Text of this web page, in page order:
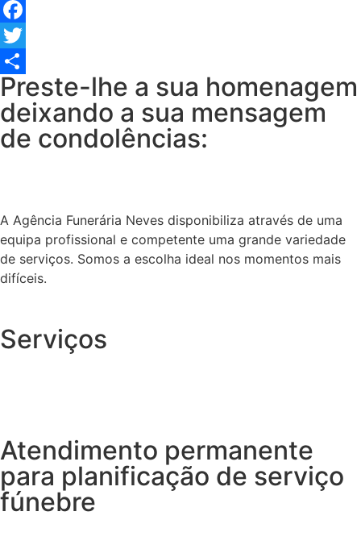
Facebook
Twitter
Share
Preste-lhe a sua homenagem
deixando a sua mensagem
de condolências:
A Agência Funerária Neves disponibiliza através de uma
equipa profissional e competente uma grande variedade
de serviços. Somos a escolha ideal nos momentos mais
difíceis.
Serviços
Atendimento permanente
para planificação de serviço
fúnebre